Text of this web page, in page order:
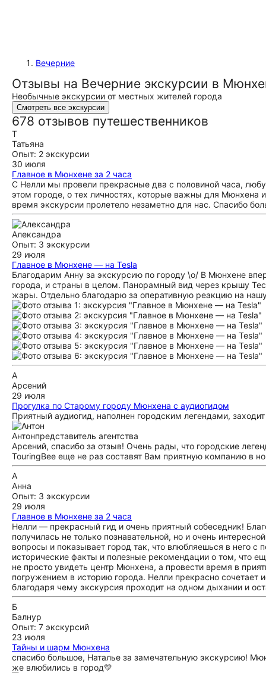
Вечерние
Отзывы на Вечерние экскурсии в
Необычные экскурсии от местных жителей города
Смотреть все экскурсии
678 отзывов путешественников
Т
Татьяна
Опыт: 2 экскурсии
30 июля
Главное в Мюнхене за 2 часа
С Нелли мы провели прекрасные два с половиной часа,
этом городе, о тех личностях, которые важны для Мюнхена
время экскурсии пролетело незаметно для нас. Спасибо
Александра
Опыт: 3 экскурсии
29 июля
Главное в Мюнхене — на Tesla
Благодарим Анну за экскурсию по городу \о/ В Мюнхене
города, и страны в целом. Панорамный вид через крышу
жары. Отдельно благодарю за оперативную реакцию на
А
Арсений
29 июля
Прогулка по Старому городу Мюнхена с аудиогидом
Приятный аудиогид, наполнен городским легендами,
Антонпредставитель агентства
Арсений, спасибо за отзыв! Очень рады, что городские
TouringBee еще не раз составят Вам приятную компанию в
А
Анна
Опыт: 3 экскурсии
29 июля
Главное в Мюнхене за 2 часа
Нелли — прекрасный гид и очень приятный собеседник!
получилась не только познавательной, но и очень
вопросы и показывает город так, что влюбляешься в него
исторические факты и полезные рекомендации о том, что
не просто увидеть центр Мюнхена, а провести время в
погружением в историю города. Нелли прекрасно
благодаря чему экскурсия проходит на одном дыхании и
Б
Балнур
Опыт: 7 экскурсий
23 июля
Тайны и шарм Мюнхена
спасибо большое, Наталье за замечательную экскурсию!
же влюбились в город💛